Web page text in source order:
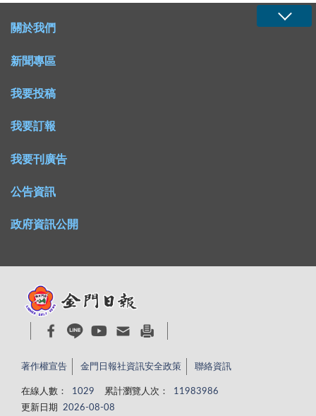
關於我們
新聞專區
我要投稿
我要訂報
我要刊廣告
公告資訊
政府資訊公開
著作權宣告 金門日報社資訊安全政策 聯絡資訊
在線人數： 1029 累計瀏覽人次：
11983986
更新日期
2026-08-08